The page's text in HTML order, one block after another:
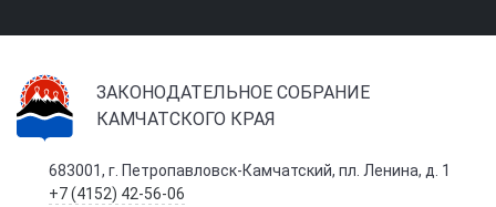
ЗАКОНОДАТЕЛЬНОЕ СОБРАНИЕ
КАМЧАТСКОГО КРАЯ
683001, г. Петропавловск-Камчатский, пл. Ленина, д. 1
+7 (4152) 42-56-06